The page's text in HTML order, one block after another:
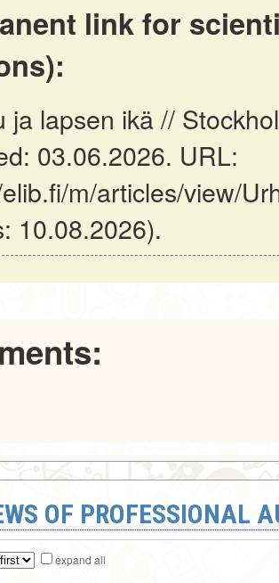
link for
ja lapsen ikä //
03.06.2026. URL:
m/articles/view/
10.08.2026).
OF PROFESSIONAL
expand all